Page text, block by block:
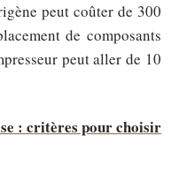
peut coûter de 300
de composants
peut aller de 10
: critères pour choisir